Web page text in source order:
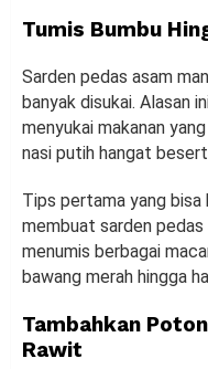
Tumis Bumbu
Sarden pedas asam
banyak disukai. Alasan
menyukai makanan
nasi putih hangat
Tips pertama yang bisa
membuat sarden
menumis berbagai
bawang merah hingga
Tambahkan
Rawit